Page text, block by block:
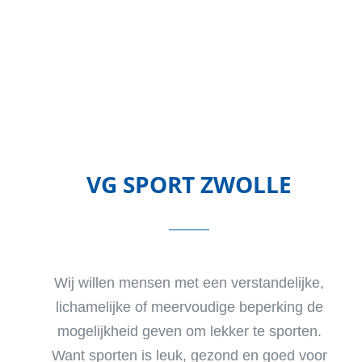
VG SPORT ZWOLLE
Wij willen mensen met een verstandelijke,
lichamelijke of meervoudige beperking de
mogelijkheid geven om lekker te sporten.
Want sporten is leuk, gezond en goed voor